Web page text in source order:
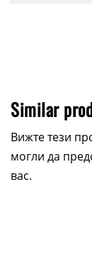
Similar
Вижте тези
могли да
вас.